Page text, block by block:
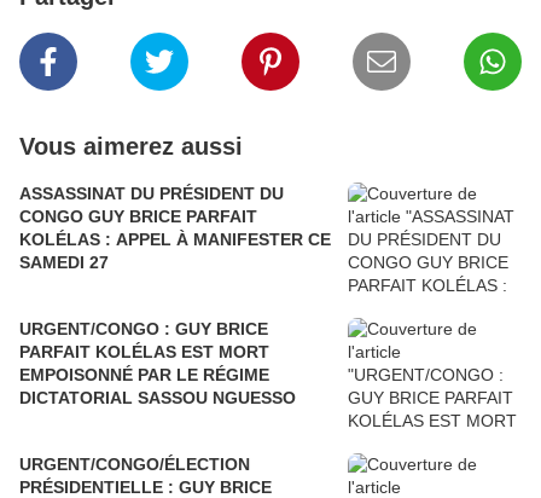
Vous aimerez aussi
ASSASSINAT DU PRÉSIDENT DU
CONGO GUY BRICE PARFAIT
KOLÉLAS : APPEL À MANIFESTER CE
SAMEDI 27
URGENT/CONGO : GUY BRICE
PARFAIT KOLÉLAS EST MORT
EMPOISONNÉ PAR LE RÉGIME
DICTATORIAL SASSOU NGUESSO
URGENT/CONGO/ÉLECTION
PRÉSIDENTIELLE : GUY BRICE